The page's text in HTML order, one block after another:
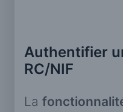
Authentifier
RC/NIF
La